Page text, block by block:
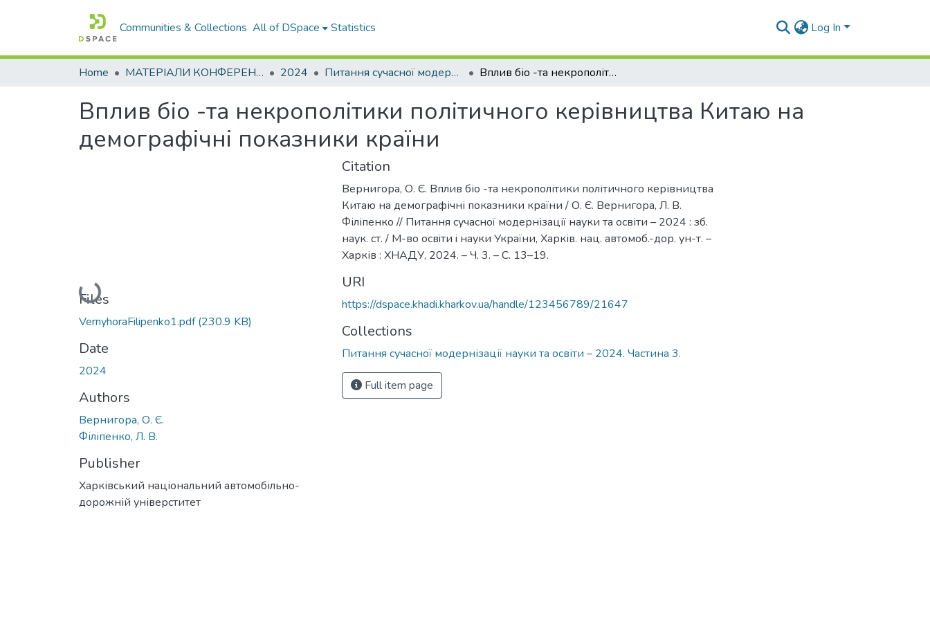
Communities & Collections All of DSpace Statistics Log In
Home МАТЕРІАЛИ КОНФЕРЕНЦІЙ 2024 Питання сучасної модернізації науки та освіти – 2024. Частина 3. Вплив біо -та некрополітики політичного керівництва Китаю на демографічні показники країни
Вплив біо -та некрополітики політичного керівництва Китаю на
демографічні показники країни
Loading...
Files
VernyhoraFilipenko1.pdf(230.9 KB)
Date
2024
Authors
Вернигора, О. Є.
Філіпенко, Л. В.
Publisher
Харківський національний автомобільно-
дорожній універститет
Citation
Вернигора, О. Є. Вплив біо -та некрополітики політичного керівництва
Китаю на демографічні показники країни / О. Є. Вернигора, Л. В.
Філіпенко // Питання сучасної модернізації науки та освіти – 2024 : зб.
наук. ст. / М-во освiти i науки України, Харків. нац. автомоб.-дор. ун-т. –
Харків : ХНАДУ, 2024. – Ч. 3. – C. 13–19.
URI
https://dspace.khadi.kharkov.ua/handle/123456789/21647
Collections
Питання сучасної модернізації науки та освіти – 2024. Частина 3.
Full item page